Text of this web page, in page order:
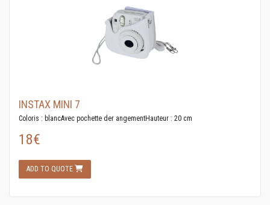
INSTAX MINI 7
Coloris : blancAvec pochette der angementHauteur : 20 cm
18€
ADD TO QUOTE